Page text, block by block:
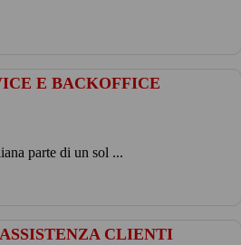
E BACKOFFICE
parte di un sol ...
CLIENTI